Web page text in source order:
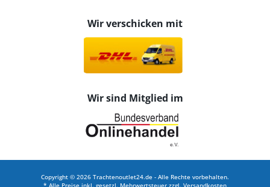
Wir verschicken mit
Wir sind Mitglied im
Copyright © 2026 Trachtenoutlet24.de - Alle Rechte vorbehalten.